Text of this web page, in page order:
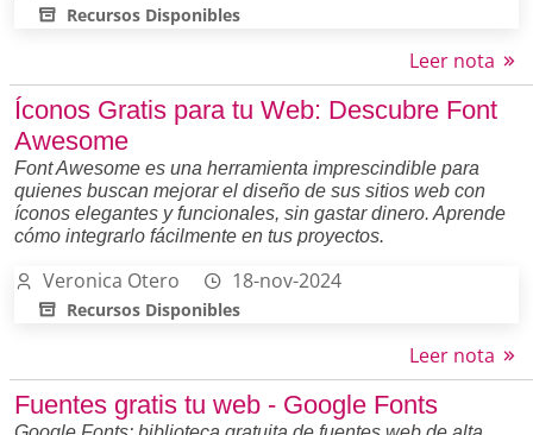
Recursos Disponibles
Leer nota
Íconos Gratis para tu Web: Descubre Font
Awesome
Font Awesome es una herramienta imprescindible para
quienes buscan mejorar el diseño de sus sitios web con
íconos elegantes y funcionales, sin gastar dinero. Aprende
cómo integrarlo fácilmente en tus proyectos.
Veronica Otero 18-nov-2024
Recursos Disponibles
Leer nota
Fuentes gratis tu web - Google Fonts